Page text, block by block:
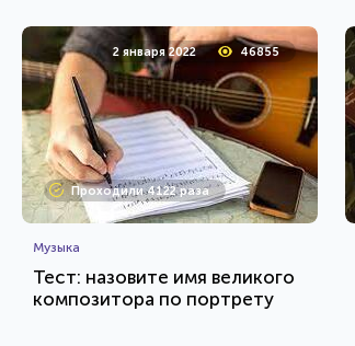
2 января 2022 46855
Проходили 4122 раза
Музыка
Тест: назовите имя великого
композитора по портрету